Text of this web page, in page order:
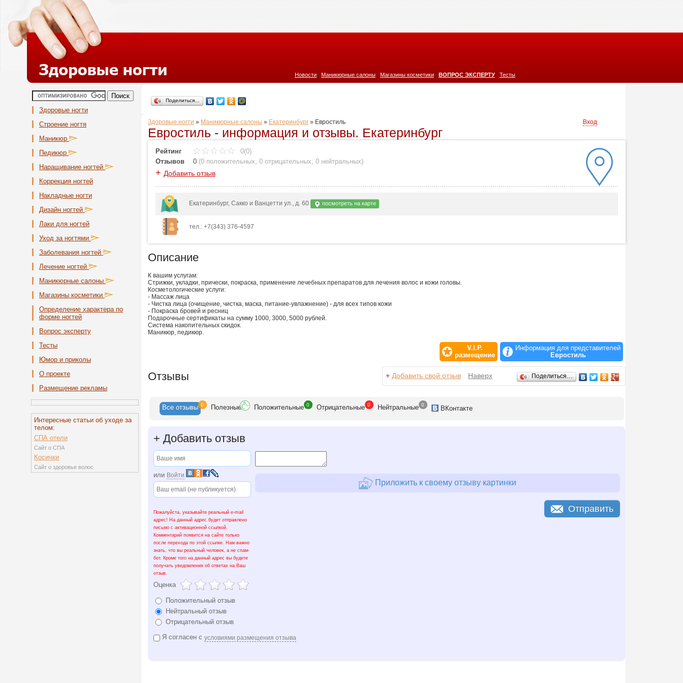
Новости Маникюрные салоны Магазины косметики ВОПРОС ЭКСПЕРТУ Тесты
Здоровые ногти
Строение ногтя
Маникюр
Педикюр
Наращивание ногтей
Коррекция ногтей
Накладные ногти
Дизайн ногтей
Лаки для ногтей
Уход за ногтями
Заболевания ногтей
Лечение ногтей
Маникюрные салоны
Магазины косметики
Определение характера по
форме ногтей
Вопрос эксперту
Тесты
Юмор и приколы
О проекте
Размещение рекламы
Интересные статьи об уходе за
телом:
СПА отели
Сайт о СПА
Косички
Сайт о здоровье волос
Поделиться…
Здоровые ногти » Маникюрные салоны » Екатеринбург » Евростиль Вход
Евростиль - информация и отзывы. Екатеринбург
Рейтинг
0(0)
Отзывов
0 (0 положительных, 0 отрицательных, 0 нейтральных)
+ Добавить отзыв
Екатеринбург, Сакко и Ванцетти ул., д. 60 посмотреть на карте
тел.: +7(343) 376-4597
Описание
К вашим услугам:
Стрижки, укладки, прически, покраска, применение лечебных препаратов для лечения волос и кожи головы.
Косметологические услуги:
- Массаж лица
- Чистка лица (очищение, чистка, маска, питание-увлажнение) - для всех типов кожи
- Покраска бровей и ресниц
Подарочные сертификаты на сумму 1000, 3000, 5000 рублей.
Система накопительных скидок.
Маникюр, педикюр.
V.I.P.
размещение
Информация для представителей
Евростиль
Отзывы + Добавить свой отзыв Наверх Поделиться…
Все отзывы 0 Полезные Положительные 0 Отрицательные 0 Нейтральные 0 ВКонтакте
+ Добавить отзыв
или Войти
Пожалуйста, указывайте реальный e-mail
адрес! На данный адрес будет отправлено
письмо с активационной ссылкой.
Комментарий появится на сайте только
после перехода по этой ссылке. Нам важно
знать, что вы реальный человек, а не спам-
бот. Кроме того на данный адрес вы будете
получать уведомления об ответах на Ваш
отзыв.
Оценка
Положительный отзыв
Нейтральный отзыв
Отрицательный отзыв
Приложить к своему отзыву картинки
Я согласен с условиями размещения отзыва
Отправить